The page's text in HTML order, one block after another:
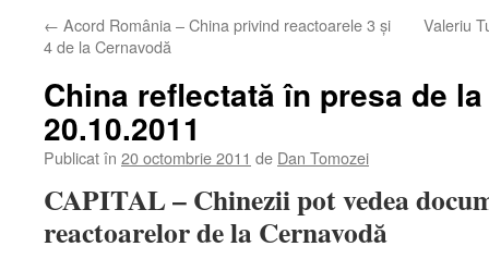
← Acord România – China privind reactoarele 3 şi
4 de la Cernavodă
Valeriu
China reflectată în presa de
20.10.2011
Publicat în 20 octombrie 2011 de Dan Tomozei
CAPITAL – Chinezii pot vedea
reactoarelor de la Cernavodă